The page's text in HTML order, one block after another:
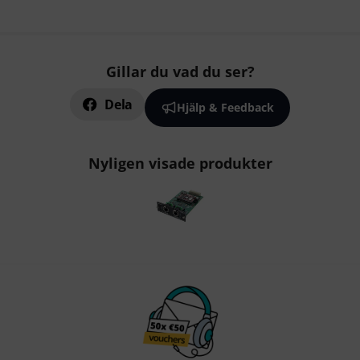
Gillar du vad du ser?
Dela Hjälp & Feedback
Nyligen visade produkter